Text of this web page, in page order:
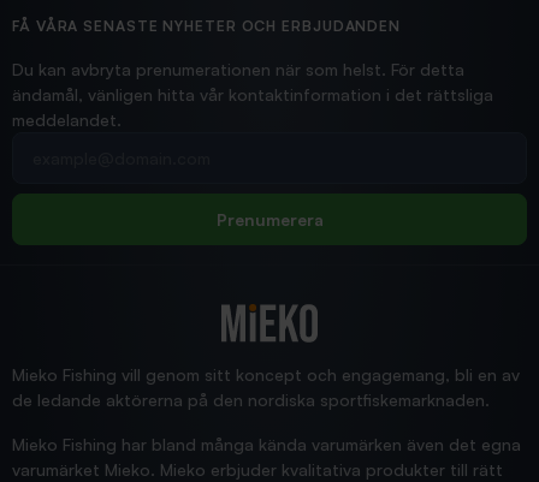
Hittade exakt vad jag behövde. Snabb och bra...
Jensa
FÅ VÅRA SENASTE NYHETER OCH ERBJUDANDEN
Du kan avbryta prenumerationen när som helst. För detta
ändamål, vänligen hitta vår kontaktinformation i det rättsliga
meddelandet.
Prenumerera
Mieko Fishing vill genom sitt koncept och engagemang, bli en av
de ledande aktörerna på den nordiska sportfiskemarknaden.
Mieko Fishing har bland många kända varumärken även det egna
varumärket Mieko. Mieko erbjuder kvalitativa produkter till rätt